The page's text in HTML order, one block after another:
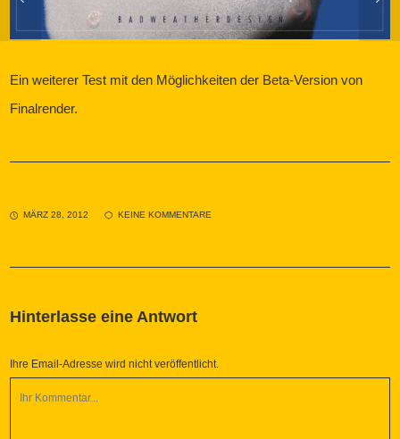
Ein weiterer Test mit den Möglichkeiten der Beta-Version von
Finalrender.
MÄRZ 28, 2012 KEINE KOMMENTARE
Hinterlasse eine Antwort
Ihre Email-Adresse wird nicht veröffentlicht.